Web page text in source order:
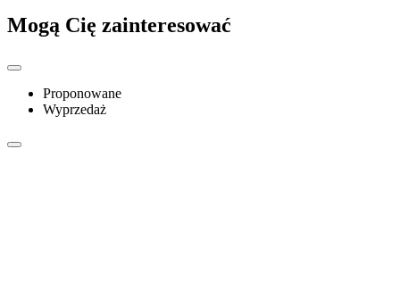
Mogą Cię zainteresować
Proponowane
Wyprzedaż